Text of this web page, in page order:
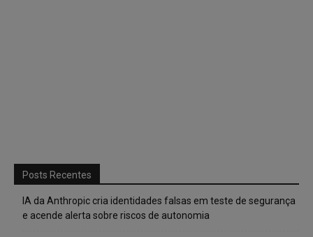
Posts Recentes
IA da Anthropic cria identidades falsas em teste de segurança
e acende alerta sobre riscos de autonomia